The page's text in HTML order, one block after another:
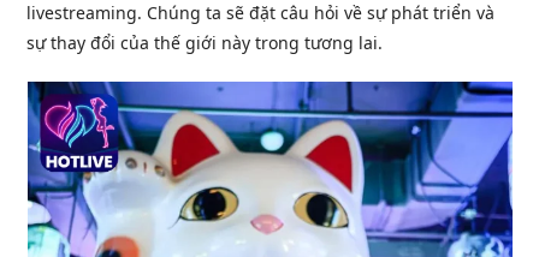
livestreaming. Chúng ta sẽ đặt câu hỏi về sự phát triển và
sự thay đổi của thế giới này trong tương lai.